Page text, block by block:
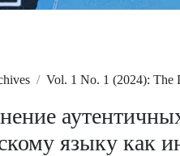
Vol. 1 No. 1 (2024): The
языку как